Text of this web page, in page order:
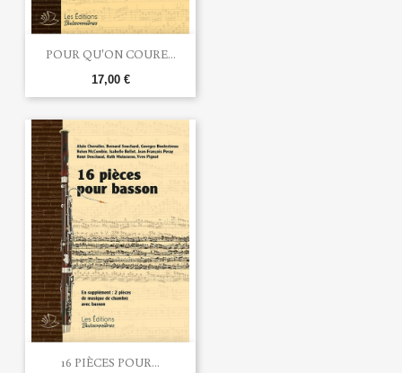
POUR QU'ON COURE...
17,00 €
16 PIÈCES POUR...